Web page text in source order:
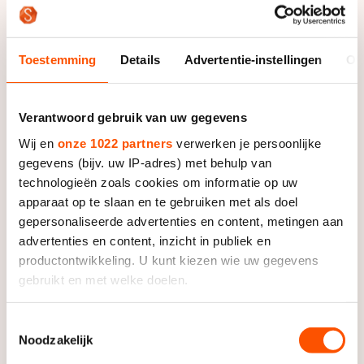
Toestemming Details Advertentie-instellingen
Verantwoord gebruik van uw gegevens
Wij en onze 1022 partners verwerken je persoonlijke
gegevens (bijv. uw IP-adres) met behulp van
technologieën zoals cookies om informatie op uw
apparaat op te slaan en te gebruiken met als doel
gepersonaliseerde advertenties en content, metingen aan
advertenties en content, inzicht in publiek en
productontwikkeling. U kunt kiezen wie uw gegevens
gebruikt en met welke doelen.
Informatie verzamelen over uw geografische locatie,
Noodzakelijk
kan goed uit de voeten op de 1000 en 1500 meter. In
2009 werd ze wereldkampioene bij de junioren en in
2010 reed ze al eens een World Cup op de 1000 meter.
De specialiteit van Floor van den Brandt (21 jaar) ligt
vooral op de 500 en 1000 meter. Ze achtste op het
KPN NK Sprint van dit jaar.
Coach Renate Groenewold over hun komst: “We
hebben een duidelijk visie bij onze ploeg. We willen
Roxanne en Floor passen uitstekend bij die visie en bij
hoe wij als ploeg werken en met elkaar omgaan. Peter